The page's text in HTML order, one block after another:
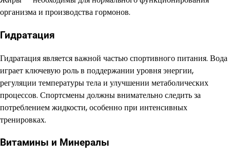
организма и производства гормонов.
Гидратация
Гидратация является важной частью спортивного питания. Вода
играет ключевую роль в поддержании уровня энергии,
регуляции температуры тела и улучшении метаболических
процессов. Спортсмены должны внимательно следить за
потреблением жидкости, особенно при интенсивных
тренировках.
Витамины и Минералы